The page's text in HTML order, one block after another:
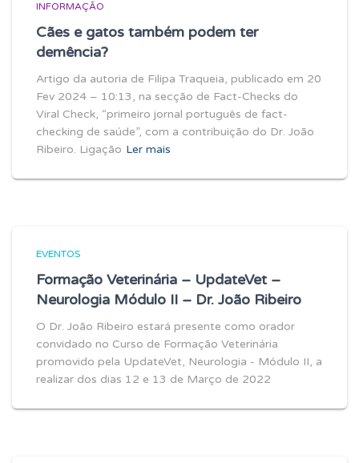
INFORMAÇÃO
Cães e gatos também podem ter
demência?
Artigo da autoria de Filipa Traqueia, publicado em 20
Fev 2024 – 10:13, na secção de Fact-Checks do
Viral Check, “primeiro jornal português de fact-
checking de saúde”, com a contribuição do Dr. João
Ribeiro. Ligação Ler mais
EVENTOS
Formação Veterinária – UpdateVet –
Neurologia Módulo II – Dr. João Ribeiro
O Dr. João Ribeiro estará presente como orador
convidado no Curso de Formação Veterinária
promovido pela UpdateVet, Neurologia - Módulo II, a
realizar dos dias 12 e 13 de Março de 2022